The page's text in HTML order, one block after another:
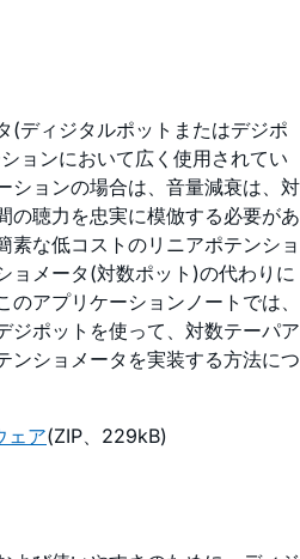
(ディジタルポットまたはデジポ
ョンにおいて広く使用されてい
ションの場合は、音量減衰は、対
の聴力を忠実に模倣する必要があ
素な低コストのリニアポテンショ
ョメータ(対数ポット)の代わりに
アプリケーションノートでは、
ジポットを使って、対数テーパア
ンショメータを実装する方法につ
ェア(ZIP、229kB)